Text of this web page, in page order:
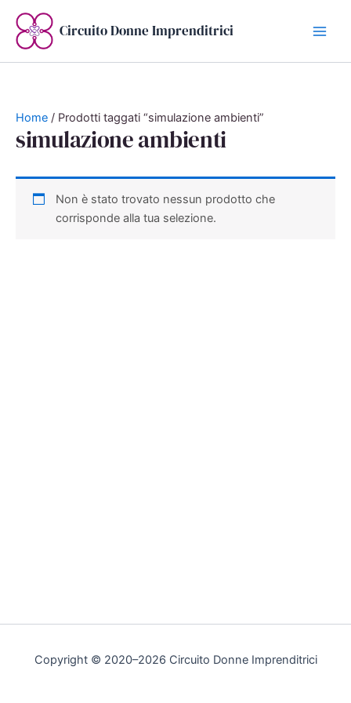
contenuto
Circuito Donne Imprenditrici
Home / Prodotti taggati “simulazione ambienti”
simulazione ambienti
Non è stato trovato nessun prodotto che
corrisponde alla tua selezione.
Copyright © 2020–2026 Circuito Donne Imprenditrici